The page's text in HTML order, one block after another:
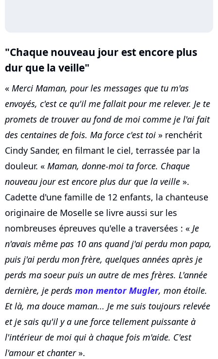
"Chaque nouveau jour est encore plus
dur que la veille"
« Merci Maman, pour les messages que tu m'as
envoyés, c'est ce qu'il me fallait pour me relever. Je te
promets de trouver au fond de moi comme je l'ai fait
des centaines de fois. Ma force c'est toi » renchérit
Cindy Sander, en filmant le ciel, terrassée par la
douleur. « Maman, donne-moi ta force. Chaque
nouveau jour est encore plus dur que la veille ».
Cadette d'une famille de 12 enfants, la chanteuse
originaire de Moselle se livre aussi sur les
nombreuses épreuves qu'elle a traversées : « Je
n'avais même pas 10 ans quand j'ai perdu mon papa,
puis j'ai perdu mon frère, quelques années après je
perds ma soeur puis un autre de mes frères. L'année
dernière, je perds mon mentor Mugler, mon étoile.
Et là, ma douce maman... Je me suis toujours relevée
et je sais qu'il y a une force tellement puissante à
l'intérieur de moi qui à chaque fois m'aide. C'est
l'amour et chanter».